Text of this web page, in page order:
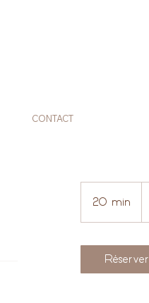
CONTACT
20 min
Réserver